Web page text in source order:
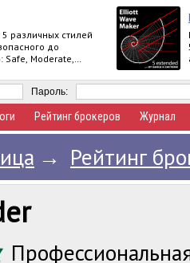
различных стилей
до
Safe, Moderate,
Пароль:
Рейтинг брокеров Журнал
→ Рейтинг